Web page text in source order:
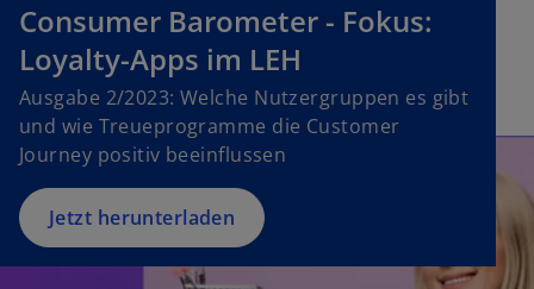
Consumer Barometer - Fokus:
Loyalty-Apps im LEH
Ausgabe 2/2023: Welche Nutzergruppen es gibt
und wie Treueprogramme die Customer
Journey positiv beeinflussen
Jetzt herunterladen
o
p
e
n
s
i
n
a
n
e